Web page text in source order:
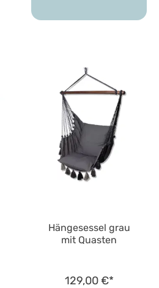
Hängesessel grau
mit Quasten
129,00 €*